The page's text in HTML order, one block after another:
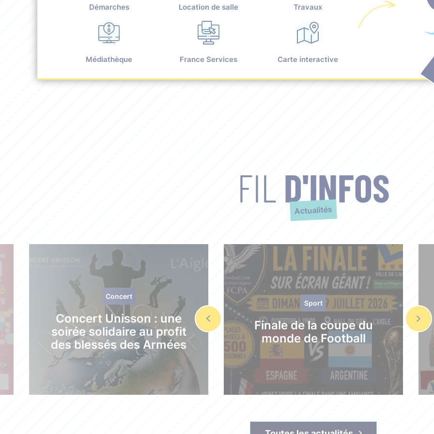
Démarches Location de salle Travaux
Médiathèque France Services Carte interactive
FIL D'INFOS
Actualités
Concert
Concert Unisson : une
soirée solidaire au profit
des blessés des Armées
Sport
Finale de la coupe du
monde de Football